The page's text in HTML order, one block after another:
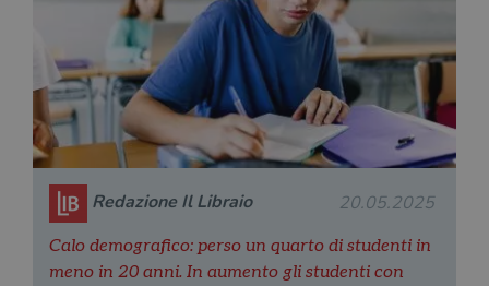
Redazione Il Libraio 20.05.2025
Calo demografico: perso un quarto di studenti in
meno in 20 anni. In aumento gli studenti con